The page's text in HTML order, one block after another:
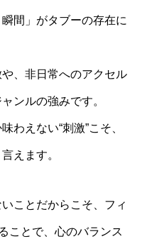
間」がタブーの存在に
、非日常へのアクセル
ンルの強みです。
わえない“刺激”こそ、
えます。
ことだからこそ、フィ
ことで、心のバランス